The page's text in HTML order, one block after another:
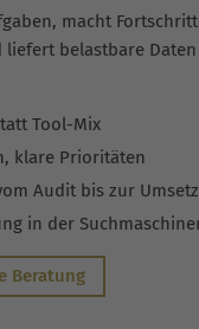
macht
liefert belastbare
Tool-Mix
klare Prioritäten
Audit bis zur
in der
Beratung